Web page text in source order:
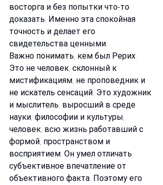
восторга и без попытки что-то
доказать. Именно эта спокойная
точность и делает его
свидетельства ценными.
Важно понимать, кем был Рерих.
Это не человек, склонный к
мистификациям, не проповедник и
не искатель сенсаций. Это художник
и мыслитель, выросший в среде
науки, философии и культуры,
человек, всю жизнь работавший с
формой, пространством и
восприятием. Он умел отличать
субъективное впечатление от
объективного факта. Поэтому его